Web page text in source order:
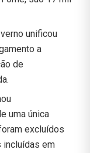
unificou
a
de
uma única
excluídos
incluídas em